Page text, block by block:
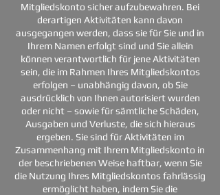
Mitgliedskonto sicher aufzubewahren. Bei
derartigen Aktivitäten kann davon
ausgegangen werden, dass sie für Sie und in
Ihrem Namen erfolgt sind und Sie allein
können verantwortlich für jene Aktivitäten
sein, die im Rahmen Ihres Mitgliedskontos
erfolgen – unabhängig davon, ob Sie
ausdrücklich von Ihnen autorisiert wurden
oder nicht – sowie für sämtliche Schäden,
Ausgaben und Verluste, die sich hieraus
ergeben. Sie sind für Aktivitäten im
Zusammenhang mit Ihrem Mitgliedskonto in
der beschriebenen Weise haftbar, wenn Sie
die Nutzung Ihres Mitgliedskontos fahrlässig
ermöglicht haben, indem Sie die